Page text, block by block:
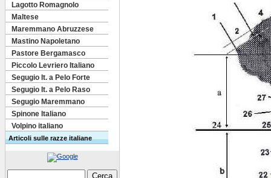
Lagotto Romagnolo
Maltese
Maremmano Abruzzese
Mastino Napoletano
Pastore Bergamasco
Piccolo Levriero Italiano
Segugio It. a Pelo Forte
Segugio It. a Pelo Raso
Segugio Maremmano
Spinone Italiano
Volpino italiano
Articoli sulle razze italiane